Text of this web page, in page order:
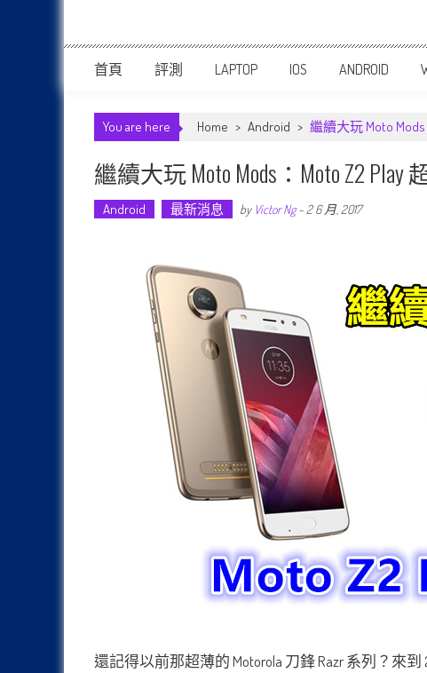
首頁 評測 LAPTOP IOS ANDROID
You are here Home > Android > 繼續大玩 Moto Mods
繼續大玩 Moto Mods：Moto Z2 Play
Android 最新消息 by Victor Ng- 2 6 月, 2017
還記得以前那超薄的 Motorola 刀鋒 Razr 系列？來